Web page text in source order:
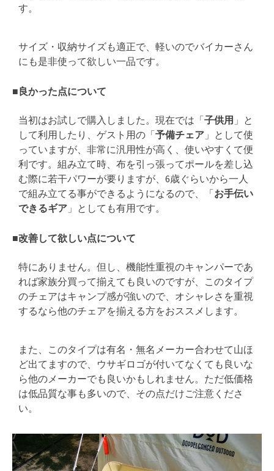
す。
サイズ・収納サイズも適正で、軽いのでバイカーさん
にも是非使って欲しい一品です。
■良かった点について
当初はお試しで購入しました。現在では「子供用 」と
して利用したり、ゲスト用の「予備チェア 」として使
っていますが、非常に汎用性が高く、使いやすくて便
利です。組み立て時、布を引っ張ってポールを差し込
む際に若干パワーが要りますが、6歳ぐらいから一人
で組み立てる事ができるようになるので、「お手伝い
できるギア 」としても有用です。
■改善して欲しい点について
特にありません。但し、機能性重視のキャンパーであ
れば家族分買って揃えても良いのですが、このタイプ
のチェアはキャンプ感が強いので、オシャレさを重視
するなら他のチェアを揃える方をおススメします。
また、このタイプは有名・無名メーカー合わせて山ほ
ど出てますので、ウサギロゴが付いてなくても良いな
ら他のメーカーでも良いかもしれません。ただ低価格
は低品質な事も多いので、その点だけご注意くださ
い。